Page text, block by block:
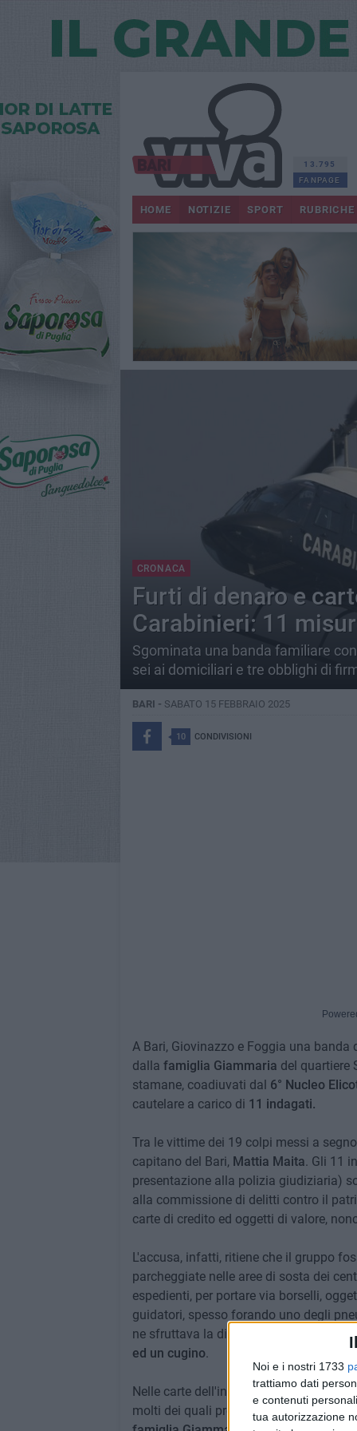
Noi e i nostri 1733
trattiamo dati
e contenuti
tua autorizzazione
13.795
FANPAGE
HOME NOTIZIE SPORT RUBRICHE
CRONACA
Furti di denaro e
Carabinieri: 11
Sgominata una banda familiare
sei ai domiciliari e tre obblighi di
BARI - SABATO 15 FEBBRAIO 2025
10 CONDIVISIONI
A Bari, Giovinazzo e Foggia una
dalla famiglia Giammaria del quartiere
stamane, coadiuvati dal 6° Nucleo
cautelare a carico di 11 indagati.
Tra le vittime dei 19 colpi messi a
capitano del Bari, Mattia Maita. Gli 11
presentazione alla polizia giudiziaria)
alla commissione di delitti contro il
carte di credito ed oggetti di valore,
L'accusa, infatti, ritiene che il gruppo
parcheggiate nelle aree di sosta dei
espedienti, per portare via borselli,
guidatori, spesso forando uno degli
ne sfruttava la distrazione per entrare
ed un cugino.
Nelle carte dell'inchiesta si parla di
molti dei quali pregiudicati, «tra loro